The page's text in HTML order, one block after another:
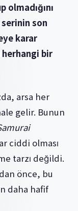
olmadığını
son
karar
bir
arsa her
gelir. Bunun
ciddi olması
tarzı değildi.
önce, bu
daha hafif